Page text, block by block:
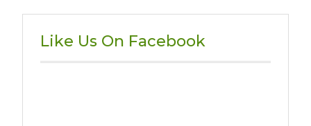
Like Us On Facebook